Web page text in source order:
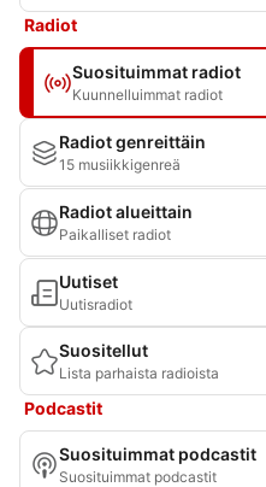
Radiot
Suosituimmat radiot
Kuunnelluimmat radiot
Radiot genreittäin
15 musiikkigenreä
Radiot alueittain
Paikalliset radiot
Uutiset
Uutisradiot
Suositellut
Lista parhaista radioista
Podcastit
Suosituimmat podcastit
Suosituimmat podcastit